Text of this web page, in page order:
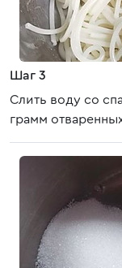
Шаг 3
Слить воду со
грамм